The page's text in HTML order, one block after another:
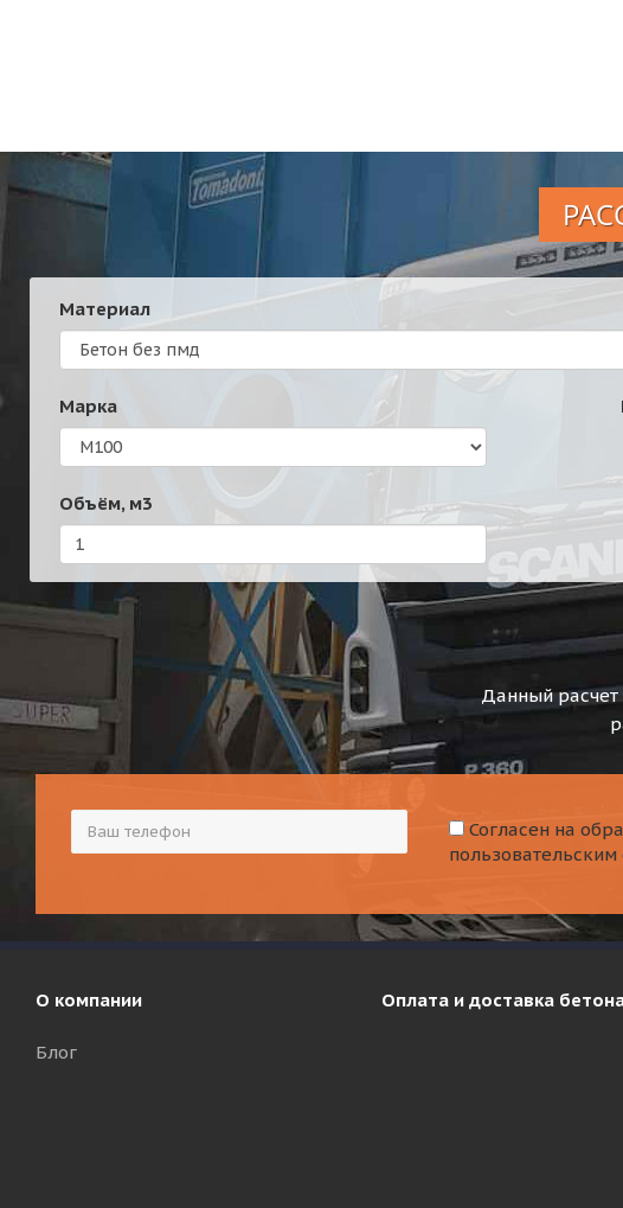
Материал
Марка
Объём, м3
Данный расчет
Согласен на
О компании
Блог
Оплата и доставка